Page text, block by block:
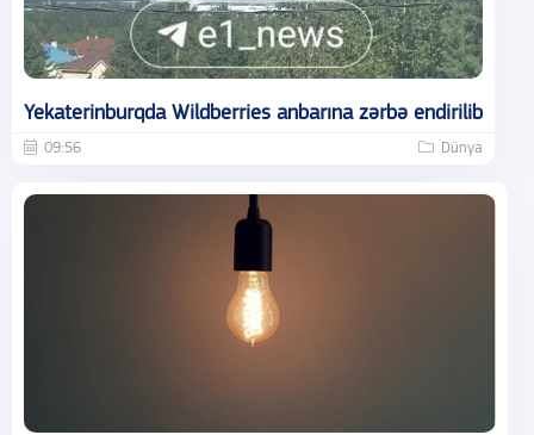
Yekaterinburqda Wildberries anbarına zərbə endirilib
09:56 Dünya